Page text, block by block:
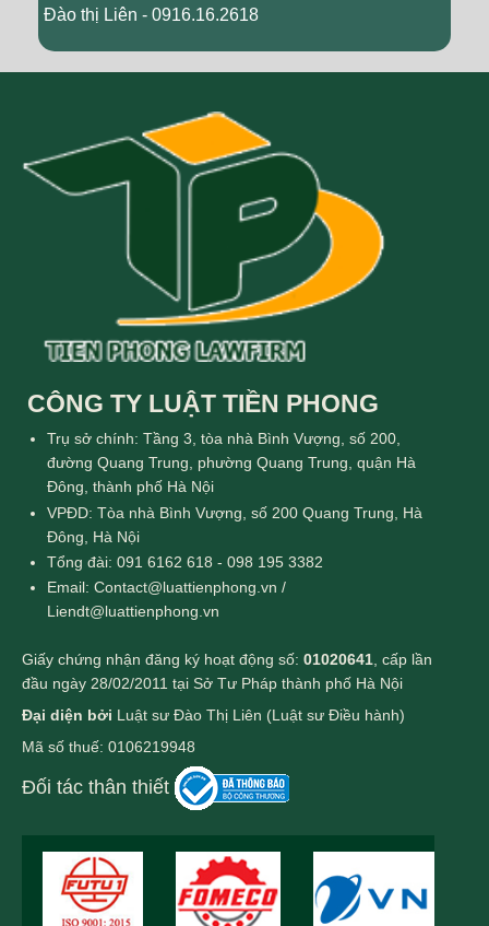
Đào thị Liên - 0916.16.2618
CÔNG TY LUẬT TIỀN PHONG
Trụ sở chính: Tầng 3, tòa nhà Bình Vượng, số 200,
đường Quang Trung, phường Quang Trung, quận Hà
Đông, thành phố Hà Nội
VPĐD: Tòa nhà Bình Vượng, số 200 Quang Trung, Hà
Đông, Hà Nội
Tổng đài: 091 6162 618 - 098 195 3382
Email: Contact@luattienphong.vn /
Liendt@luattienphong.vn
Giấy chứng nhận đăng ký hoạt động số: 01020641 , cấp lần
đầu ngày 28/02/2011 tại Sở Tư Pháp thành phố Hà Nội
Đại diện bởi Luật sư Đào Thị Liên (Luật sư Điều hành)
Mã số thuế: 0106219948
Đối tác thân thiết